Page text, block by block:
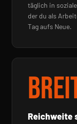
täglich in
der du als
Tag aufs Neue.
Reichweite